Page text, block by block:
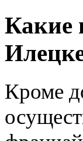
Какие
Кроме